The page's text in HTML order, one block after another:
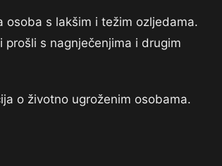
osoba s lakšim i težim ozljedama.
s nagnječenjima i drugim
o životno ugroženim osobama.